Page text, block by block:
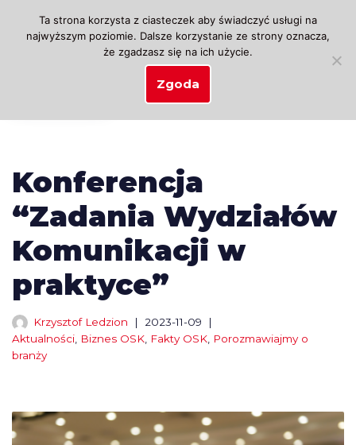
Przejdź
Konferencja
“Zadania Wydziałów
Komunikacji w
praktyce”
Krzysztof Ledzion
2023-11-09
Aktualności Biznes OSK Fakty OSK Porozmawiajmy o
branży
Ta strona korzysta z ciasteczek aby świadczyć usługi na
najwyższym poziomie. Dalsze korzystanie ze strony oznacza,
że zgadzasz się na ich użycie.
Zgoda